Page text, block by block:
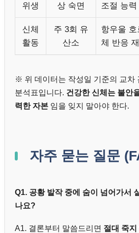
위생
상 숙면
조절 능력
신체
활동
주 3회 유
산소
항우울
체 반응
※ 위 데이터는 작성일 기준의 교차
분석표입니다. 건강한 신체는 불안
력한 자본 임을 잊지 말아야 한다.
자주 묻는 질문
Q1. 공황 발작 중에 숨이 넘어가서
나요?
A1. 결론부터 말씀드리면 절대 죽